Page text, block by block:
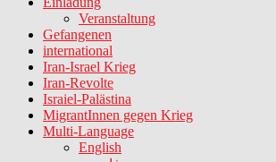
Veranstaltung
Gefangenen
international
Iran-Israel Krieg
Iran-Revolte
Israiel-Palästina
MigrantInnen gegen Krieg
Multi-Language
English